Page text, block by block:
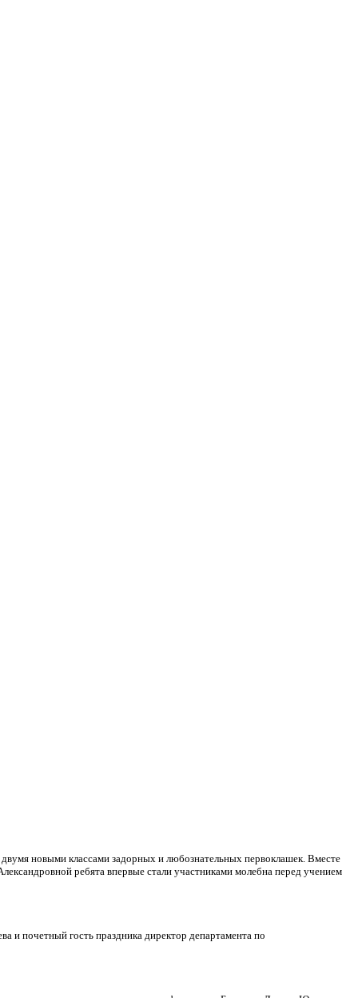
двумя новыми классами задорных и любознательных первоклашек. Вместе
ребята впервые стали участниками молебна перед учением
и почетный гость праздника директор департамента по